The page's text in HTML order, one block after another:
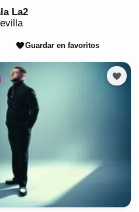
La2
Guardar en favoritos